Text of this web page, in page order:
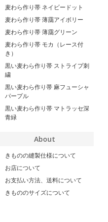
麦わら作り帯 ネイビードット
麦わら作り帯 薄靄アイボリー
麦わら作り帯 薄靄グリーン
麦わら作り帯 モカ（レース付
き）
黒い麦わら作り帯 ストライプ刺
繍
黒い麦わら作り帯 麻フューシャ
パープル
黒い麦わら作り帯 マトラッセ深
青緑
About
きものの縫製仕様について
お店について
お支払い方法、送料について
きもののサイズについて